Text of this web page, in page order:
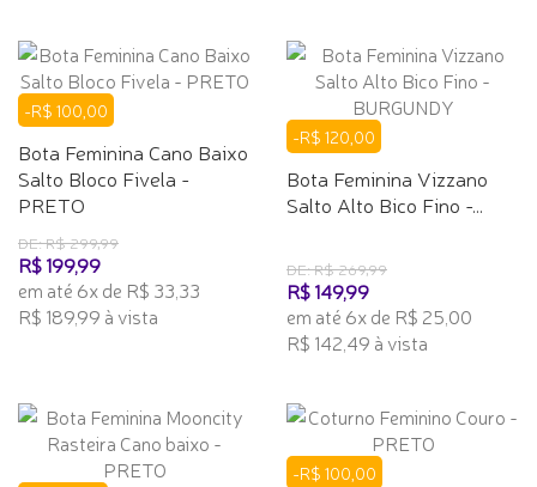
-R$ 100,00
Bota Feminina Cano Baixo
Salto Bloco Fivela -
PRETO
DE: R$ 299,99
R$ 199,99
em até 6x de R$ 33,33
R$ 189,99 à vista
-R$ 120,00
Bota Feminina Vizzano
Salto Alto Bico Fino -...
DE: R$ 269,99
R$ 149,99
em até 6x de R$ 25,00
R$ 142,49 à vista
-R$ 100,00